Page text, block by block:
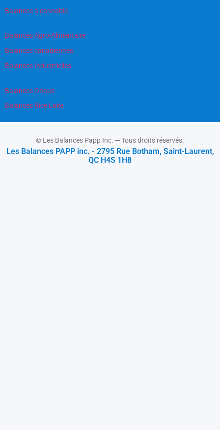
Balances à cannabis
Balances Agro-Alimentaire
Balances canadiennes
Balances Industrielles
Balances Ohaus
Balances Rice Lake
© Les Balances Papp Inc. ─ Tous droits réservés.
Les Balances PAPP inc. - 2795 Rue Botham, Saint-Laurent,
QC H4S 1H8